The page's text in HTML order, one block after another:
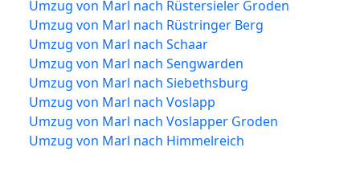
Umzug von Marl nach Rüstersieler Groden
Umzug von Marl nach Rüstringer Berg
Umzug von Marl nach Schaar
Umzug von Marl nach Sengwarden
Umzug von Marl nach Siebethsburg
Umzug von Marl nach Voslapp
Umzug von Marl nach Voslapper Groden
Umzug von Marl nach Himmelreich